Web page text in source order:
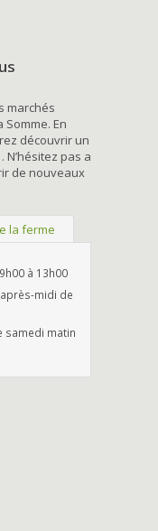
marchés
En
découvrir un
pas a
de nouveaux
la ferme
à 13h00
midi de
samedi matin